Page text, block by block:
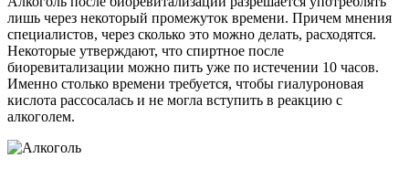
лишь через некоторый промежуток времени. Причем мнения
специалистов, через сколько это можно делать, расходятся.
Некоторые утверждают, что спиртное после
биоревитализации можно пить уже по истечении 10 часов.
Именно столько времени требуется, чтобы гиалуроновая
кислота рассосалась и не могла вступить в реакцию с
алкоголем.